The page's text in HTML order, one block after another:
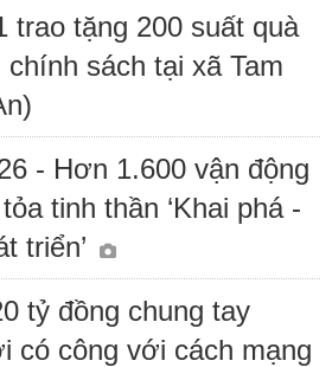
trao tặng 200 suất quà
sách tại xã Tam
- Hơn 1.600 vận động
tinh thần ‘Khai phá -
triển’
tỷ đồng chung tay
có công với cách mạng